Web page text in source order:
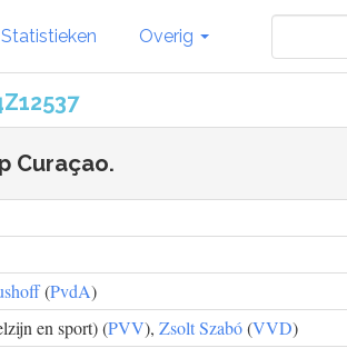
Statistieken Overig
Curaçao.
(PvdA)
en sport) (PVV), Zsolt Szabó(VVD)